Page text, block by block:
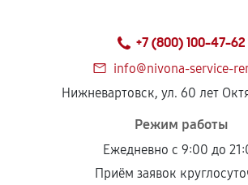
+7 (800) 100-47-62
info@nivona-service-
Нижневартовск, ул. 60 лет
Режим работы
Ежедневно с 9:00 до
Приём заявок